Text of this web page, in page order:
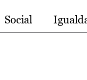
Social